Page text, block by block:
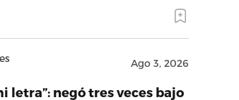
Ago 3, 2026
letra”: negó tres veces bajo